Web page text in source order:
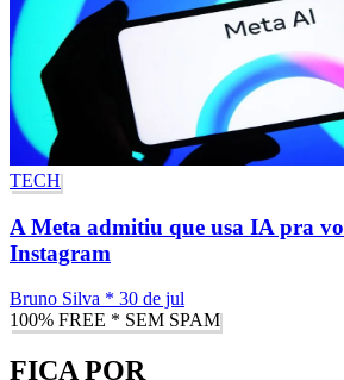
TECH
A Meta admitiu que usa IA pra
Instagram
Bruno Silva * 30 de jul
100% FREE * SEM SPAM
FICA POR